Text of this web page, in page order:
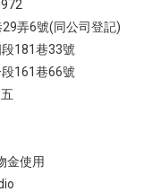
弄6號(同公司登記)
181巷33號
161巷66號
金使用